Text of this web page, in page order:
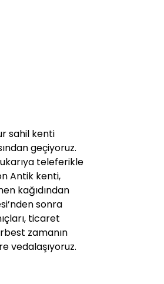
sahil kenti
geçiyoruz.
teleferikle
Antik kenti,
kağıdından
sonra
ticaret
zamanın
vedalaşıyoruz.